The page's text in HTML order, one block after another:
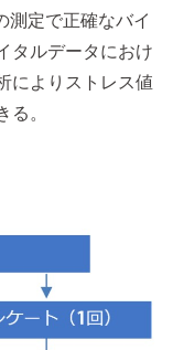
測定で正確なバイ
タルデータにおけ
によりストレス値
る。